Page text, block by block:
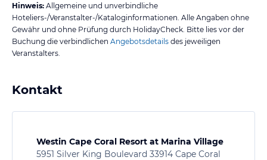
Hinweis: Allgemeine und unverbindliche
Hoteliers-/Veranstalter-/Kataloginformationen. Alle Angaben ohne
Gewähr und ohne Prüfung durch HolidayCheck. Bitte lies vor der
Buchung die verbindlichen Angebotsdetails des jeweiligen
Veranstalters.
Kontakt
Westin Cape Coral Resort at Marina Village
5951 Silver King Boulevard 33914 Cape Coral